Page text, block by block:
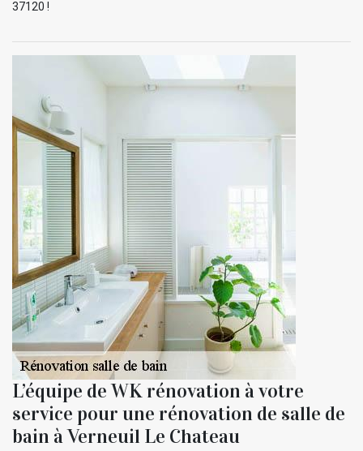
37120 !
L’équipe de WK rénovation à votre
service pour une rénovation de salle de
bain à Verneuil Le Chateau